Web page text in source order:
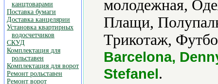
канцтоварами
Поставка бумаги
Доставка канцелярии
Установка квартирных
водосчетчиков
СКУД
Комплектация для
рольставен
Комплектация для ворот
Ремонт рольставен
Ремонт ворот
молодежная,
Плащи,
Трикотаж,
Barcelona,
Stefanel.